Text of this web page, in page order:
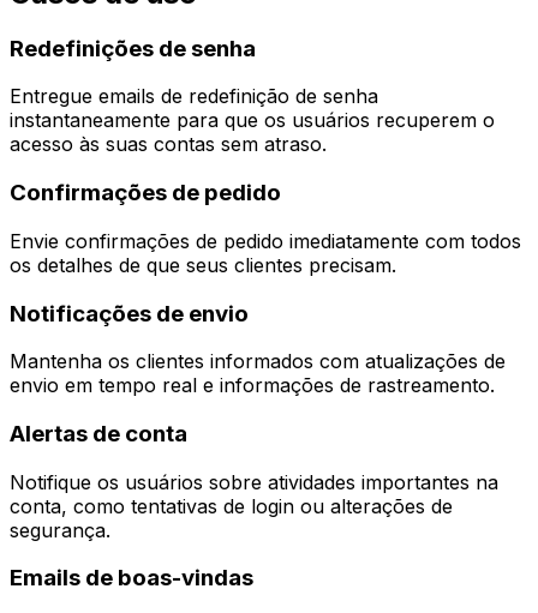
Redefinições de senha
Entregue emails de redefinição de senha
instantaneamente para que os usuários recuperem o
acesso às suas contas sem atraso.
Confirmações de pedido
Envie confirmações de pedido imediatamente com todos
os detalhes de que seus clientes precisam.
Notificações de envio
Mantenha os clientes informados com atualizações de
envio em tempo real e informações de rastreamento.
Alertas de conta
Notifique os usuários sobre atividades importantes na
conta, como tentativas de login ou alterações de
segurança.
Emails de boas-vindas